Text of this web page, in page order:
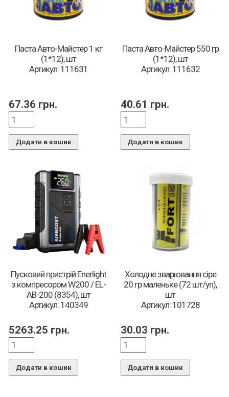
Паста Авто-Майстер 1 кг
(1*12), шт
Артикул: 111631
67.36 грн.
Додати в кошик
Паста Авто-Майстер 550 гр
(1*12), шт
Артикул: 111632
40.61 грн.
Додати в кошик
Пусковий пристрій Enerlight
з компресором W200 / EL-
AB-200 (8354), шт
Артикул: 140349
5263.25 грн.
Додати в кошик
Холодне зварювання сіре
20 гр маленьке (72 шт/уп),
шт
Артикул: 101728
30.03 грн.
Додати в кошик